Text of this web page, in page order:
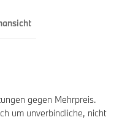
gegen Mehrpreis.
um unverbindliche, nicht